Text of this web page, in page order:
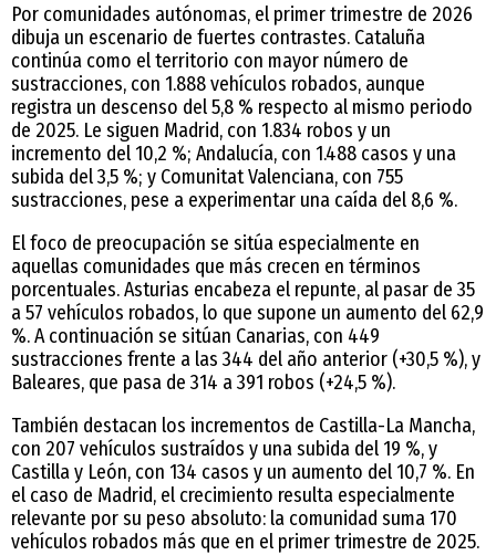
Por comunidades autónomas, el primer trimestre de 2026
dibuja un escenario de fuertes contrastes. Cataluña
continúa como el territorio con mayor número de
sustracciones, con 1.888 vehículos robados, aunque
registra un descenso del 5,8 % respecto al mismo periodo
de 2025. Le siguen Madrid, con 1.834 robos y un
incremento del 10,2 %; Andalucía, con 1.488 casos y una
subida del 3,5 %; y Comunitat Valenciana, con 755
sustracciones, pese a experimentar una caída del 8,6 %.
El foco de preocupación se sitúa especialmente en
aquellas comunidades que más crecen en términos
porcentuales. Asturias encabeza el repunte, al pasar de 35
a 57 vehículos robados, lo que supone un aumento del 62,9
%. A continuación se sitúan Canarias, con 449
sustracciones frente a las 344 del año anterior (+30,5 %), y
Baleares, que pasa de 314 a 391 robos (+24,5 %).
También destacan los incrementos de Castilla-La Mancha,
con 207 vehículos sustraídos y una subida del 19 %, y
Castilla y León, con 134 casos y un aumento del 10,7 %. En
el caso de Madrid, el crecimiento resulta especialmente
relevante por su peso absoluto: la comunidad suma 170
vehículos robados más que en el primer trimestre de 2025.